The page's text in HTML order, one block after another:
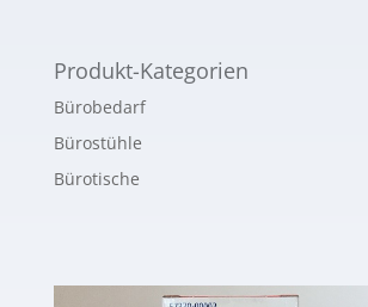
Produkt-Kategorien
Bürobedarf
Bürostühle
Bürotische